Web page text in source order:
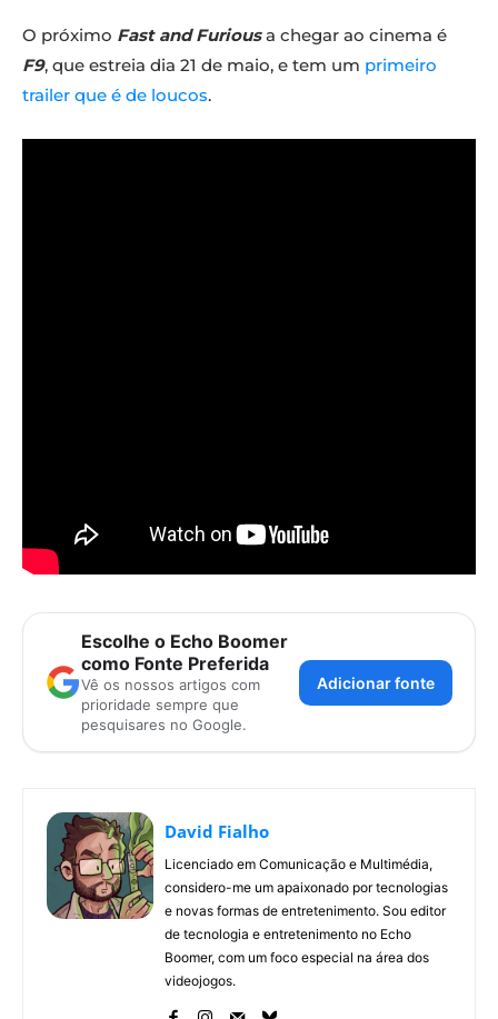
O próximo Fast and Furiousa chegar ao cinema é
F9, que estreia dia 21 de maio, e tem um primeiro
trailer que é de loucos.
Escolhe o Echo Boomer
como Fonte Preferida
Vê os nossos artigos com
prioridade sempre que
pesquisares no Google.
Adicionar fonte
David Fialho
Licenciado em Comunicação e Multimédia,
considero-me um apaixonado por tecnologias
e novas formas de entretenimento. Sou editor
de tecnologia e entretenimento no Echo
Boomer, com um foco especial na área dos
videojogos.